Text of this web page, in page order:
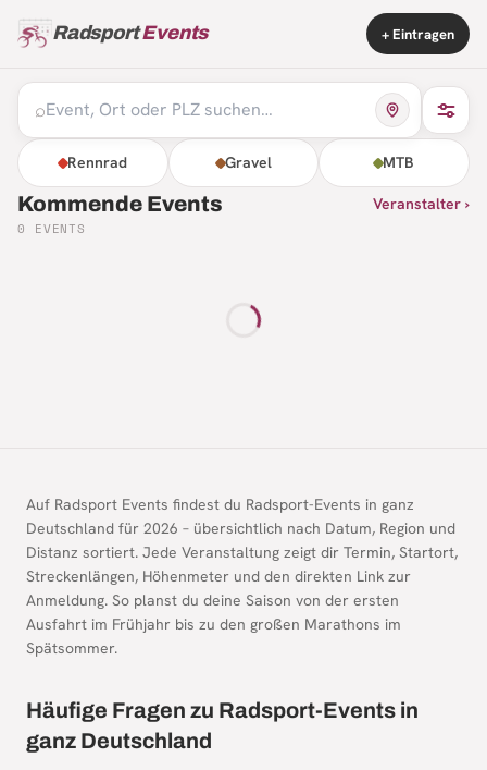
RadsportEvents + Eintragen
⌕
Rennrad Gravel MTB
Kommende Events Veranstalter ›
0 EVENTS
Auf Radsport Events findest du Radsport-Events in ganz
Deutschland für 2026 – übersichtlich nach Datum, Region und
Distanz sortiert. Jede Veranstaltung zeigt dir Termin, Startort,
Streckenlängen, Höhenmeter und den direkten Link zur
Anmeldung. So planst du deine Saison von der ersten
Ausfahrt im Frühjahr bis zu den großen Marathons im
Spätsommer.
Häufige Fragen zu Radsport-Events in
ganz Deutschland